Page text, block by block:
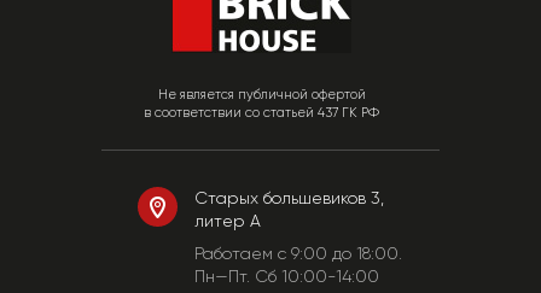
Не является публичной офертой
в соответствии со статьей 437 ГК РФ
Старых большевиков 3,
литер А
Работаем c 9:00 до 18:00.
Пн—Пт. Сб 10:00-14:00